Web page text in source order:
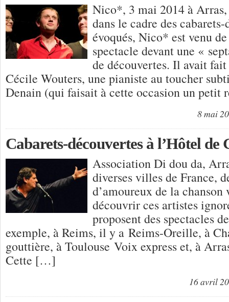
Nico*, 3 mai 2014 à
dans le cadre des
évoqués, Nico* est venu
spectacle devant une «
de découvertes. Il avait fait
Cécile Wouters, une pianiste au toucher
Denain (qui faisait à cette occasion un
8 mai
Cabarets-découvertes à l’Hôtel de
Association Di dou da,
diverses villes de France,
d’amoureux de la
découvrir ces artistes
proposent des spectacles
exemple, à Reims, il y a Reims-Oreille, à
gouttière, à Toulouse Voix express et, à
Cette […]
16 avril